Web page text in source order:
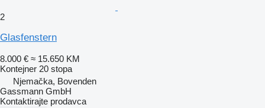
2
Glasfenstern
8.000 € ≈ 15.650 KM
Kontejner 20 stopa
Njemačka, Bovenden
Gassmann GmbH
Kontaktirajte prodavca